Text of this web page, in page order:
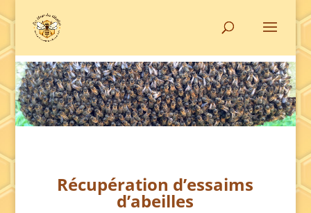
Récupération d’essaims
d’abeilles